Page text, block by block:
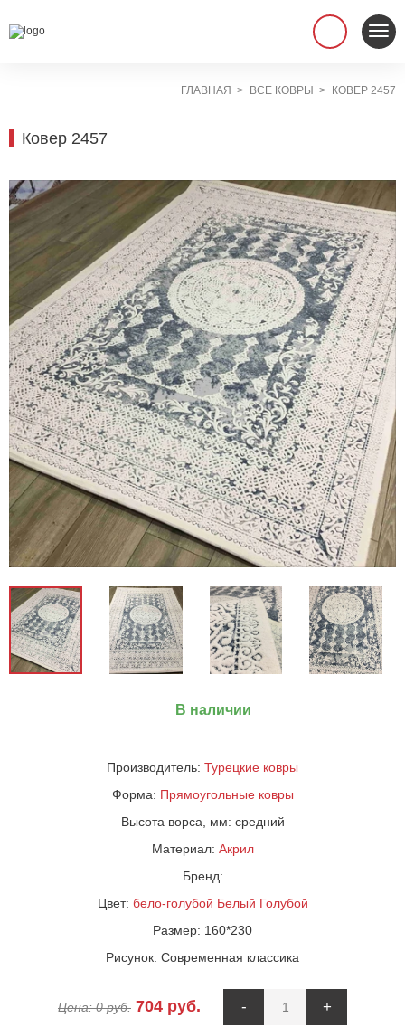
ГЛАВНАЯ ВСЕ КОВРЫ КОВЕР 2457
Ковер 2457
В наличии
Производитель: Турецкие ковры
Форма: Прямоугольные ковры
Высота ворса, мм: средний
Материал: Акрил
Бренд:
Цвет: бело-голубой Белый Голубой
Размер: 160*230
Рисунок: Современная классика
Цена:0руб. 704 руб. - +